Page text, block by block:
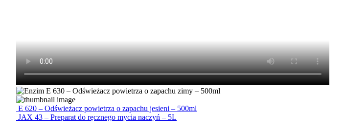
E 620 – Odświeżacz powietrza o zapachu jesieni – 500ml
JAX 43 – Preparat do ręcznego mycia naczyń – 5L